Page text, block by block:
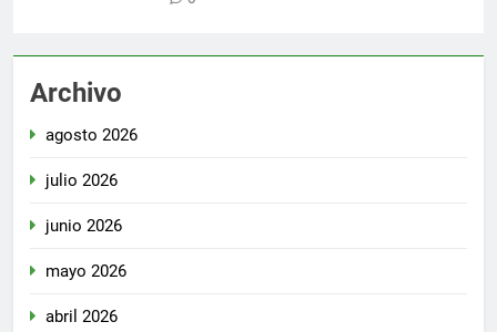
Archivo
agosto 2026
julio 2026
junio 2026
mayo 2026
abril 2026